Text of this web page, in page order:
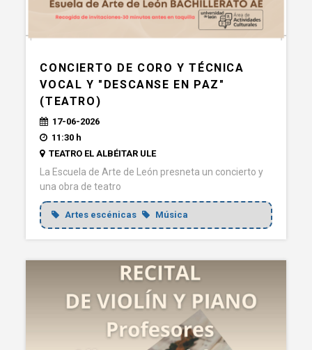
CONCIERTO DE CORO Y TÉCNICA
VOCAL Y "DESCANSE EN PAZ"
(TEATRO)
17-06-2026
11:30 h
TEATRO EL ALBÉITAR ULE
La Escuela de Arte de León presneta un concierto y
una obra de teatro
Artes escénicas Música